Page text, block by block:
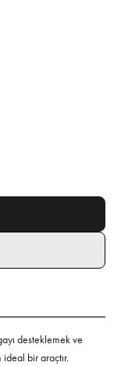
desteklemek ve
bir araçtır.